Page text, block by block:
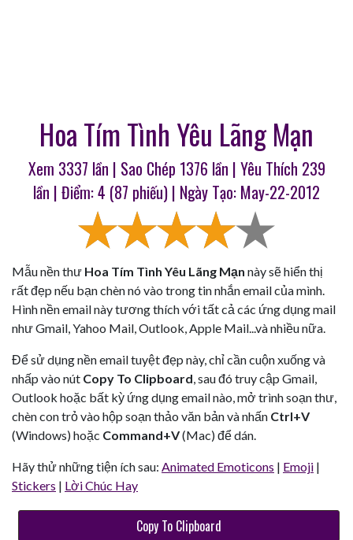
Hoa Tím Tình Yêu Lãng Mạn
Xem 3337 lần | Sao Chép 1376 lần | Yêu Thích 239
lần | Điểm:4 (87 phiếu) | Ngày Tạo: May-22-2012
Mẫu nền thư Hoa Tím Tình Yêu Lãng Mạn này sẽ hiển thị
rất đẹp nếu bạn chèn nó vào trong tin nhắn email của mình.
Hình nền email này tương thích với tất cả các ứng dụng mail
như Gmail, Yahoo Mail, Outlook, Apple Mail...và nhiều nữa.
Để sử dụng nền email tuyệt đẹp này, chỉ cần cuộn xuống và
nhấp vào nút Copy To Clipboard, sau đó truy cập Gmail,
Outlook hoặc bất kỳ ứng dụng email nào, mở trình soạn thư,
chèn con trỏ vào hộp soạn thảo văn bản và nhấn Ctrl+V
(Windows) hoặc Command+V(Mac) để dán.
Hãy thử những tiện ích sau: Animated Emoticons | Emoji |
Stickers | Lời Chúc Hay
Copy To Clipboard